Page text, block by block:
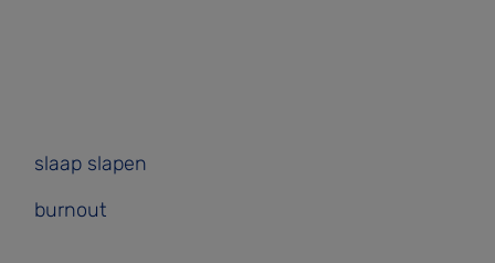
slaap slapen
burnout